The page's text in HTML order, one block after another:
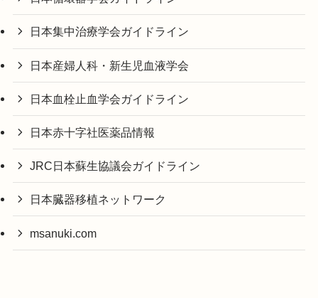
日本集中治療学会ガイドライン
日本産婦人科・新生児血液学会
日本血栓止血学会ガイドライン
日本赤十字社医薬品情報
JRC日本蘇生協議会ガイドライン
日本臓器移植ネットワーク
msanuki.com